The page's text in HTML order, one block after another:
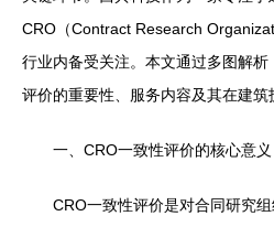
CRO（Contract Research
行业内备受关注。本文通过多图解
评价的重要性、服务内容及其在建筑
一、CRO一致性评价的核心意义
CRO一致性评价是对合同研究